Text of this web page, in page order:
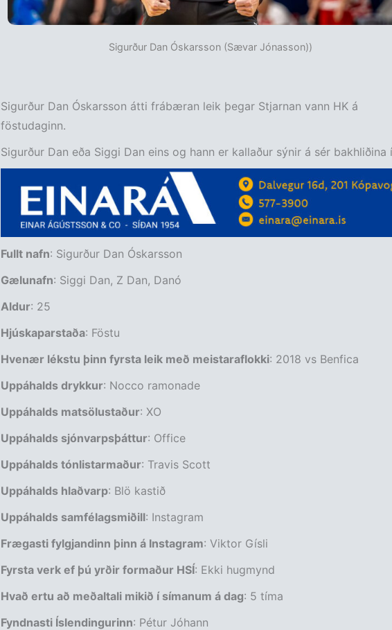
Sigurður Dan Óskarsson (Sævar Jónasson))
Sigurður Dan Óskarsson átti frábæran leik þegar Stjarnan vann HK á
föstudaginn.
Sigurður Dan eða Siggi Dan eins og hann er kallaður sýnir á sér bakhliðina
Fullt nafn: Sigurður Dan Óskarsson
Gælunafn: Siggi Dan, Z Dan, Danó
Aldur: 25
Hjúskaparstaða: Föstu
Hvenær lékstu þinn fyrsta leik með meistaraflokki: 2018 vs Benfica
Uppáhalds drykkur: Nocco ramonade
Uppáhalds matsölustaður: XO
Uppáhalds sjónvarpsþáttur: Office
Uppáhalds tónlistarmaður: Travis Scott
Uppáhalds hlaðvarp: Blö kastið
Uppáhalds samfélagsmiðill: Instagram
Frægasti fylgjandinn þinn á Instagram: Viktor Gísli
Fyrsta verk ef þú yrðir formaður HSÍ: Ekki hugmynd
Hvað ertu að meðaltali mikið í símanum á dag: 5 tíma
Fyndnasti Íslendingurinn: Pétur Jóhann